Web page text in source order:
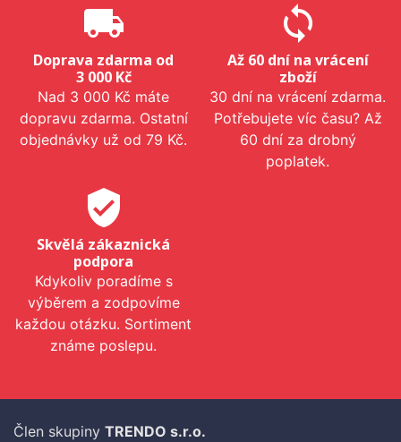
local_shipping
Doprava zdarma od
3 000 Kč
Nad 3 000 Kč máte
dopravu zdarma. Ostatní
objednávky už od 79 Kč.
sync
Až 60 dní na vrácení
zboží
30 dní na vrácení zdarma.
Potřebujete víc času? Až
60 dní za drobný
poplatek.
verified_user
Skvělá zákaznická
podpora
Kdykoliv poradíme s
výběrem a zodpovíme
každou otázku. Sortiment
známe poslepu.
Člen skupiny TRENDO s.r.o.